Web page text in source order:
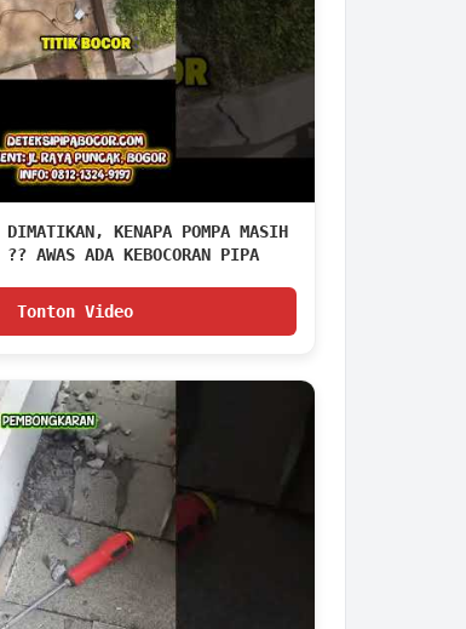
KENAPA POMPA MASIH
?? AWAS ADA KEBOCORAN PIPA
Tonton Video